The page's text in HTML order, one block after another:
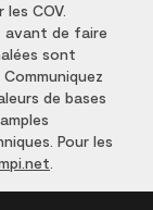
COV.
avant de faire
sont
de bases
Pour les